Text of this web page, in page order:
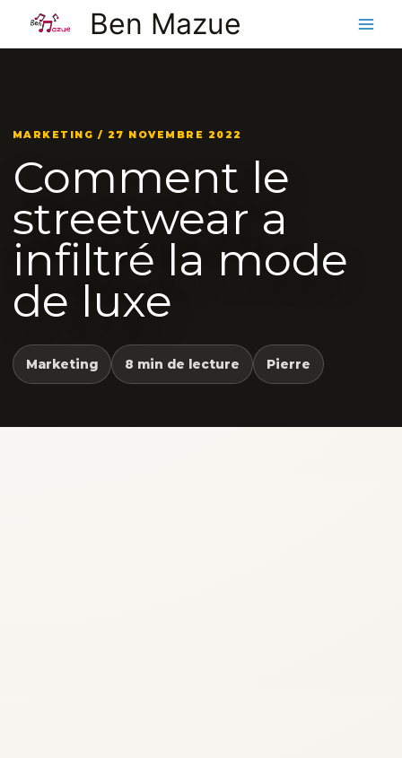
contenu
Ben Mazue
MARKETING / 27 NOVEMBRE 2022
Comment le
streetwear a
infiltré la mode
de luxe
Marketing 8 min de lecture Pierre